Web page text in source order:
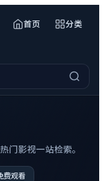
首页 分类
门影视一站检索。
费观看